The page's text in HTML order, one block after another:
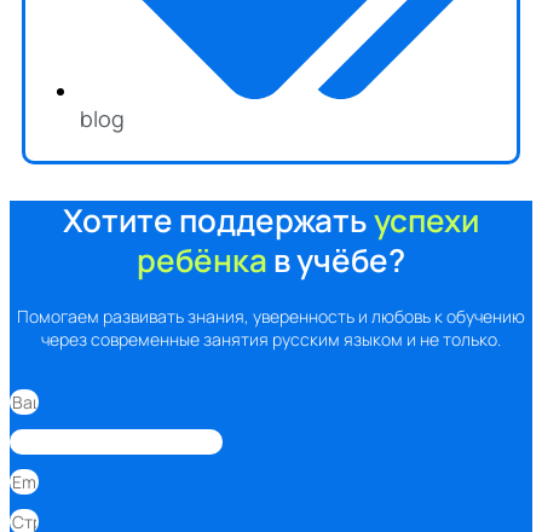
blog
Хотите поддержатьуспехи
ребёнкав учёбе?
Помогаем развивать знания, уверенность и любовь к обучению
через современные занятия русским языком и не только.